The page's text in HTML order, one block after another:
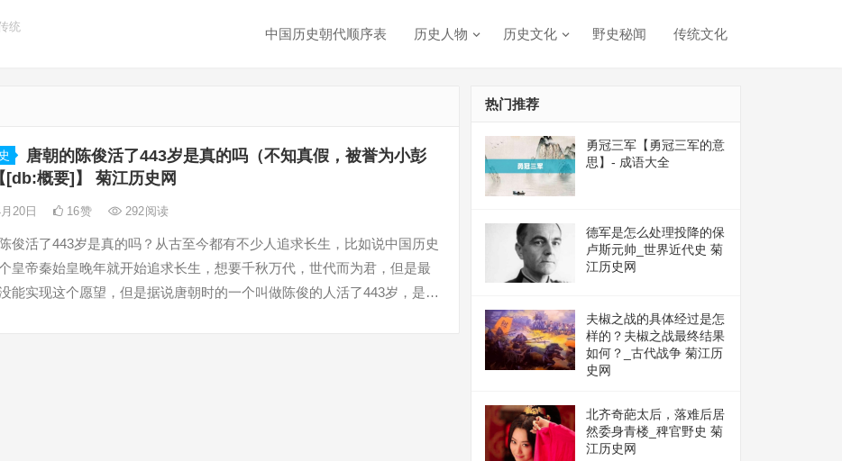
统
中国历史朝代顺序表 历史人物 历史文化 野史秘闻 传统文化
唐朝的陈俊活了443岁是真的吗（不知真假，被誉为小彭
[db:概要]】 菊江历史网
20日 16赞 292阅读
俊活了443岁是真的吗？从古至今都有不少人追求长生，比如说中国历史
个皇帝秦始皇晚年就开始追求长生，想要千秋万代，世代而为君，但是最
能实现这个愿望，但是据说唐朝时的一个叫做陈俊的人活了443岁，是目
热门推荐
勇冠三军【勇冠三军的意
思】- 成语大全
德军是怎么处理投降的保
卢斯元帅_世界近代史 菊
江历史网
夫椒之战的具体经过是怎
样的？夫椒之战最终结果
如何？_古代战争 菊江历
史网
北齐奇葩太后，落难后居
然委身青楼_稗官野史 菊
江历史网